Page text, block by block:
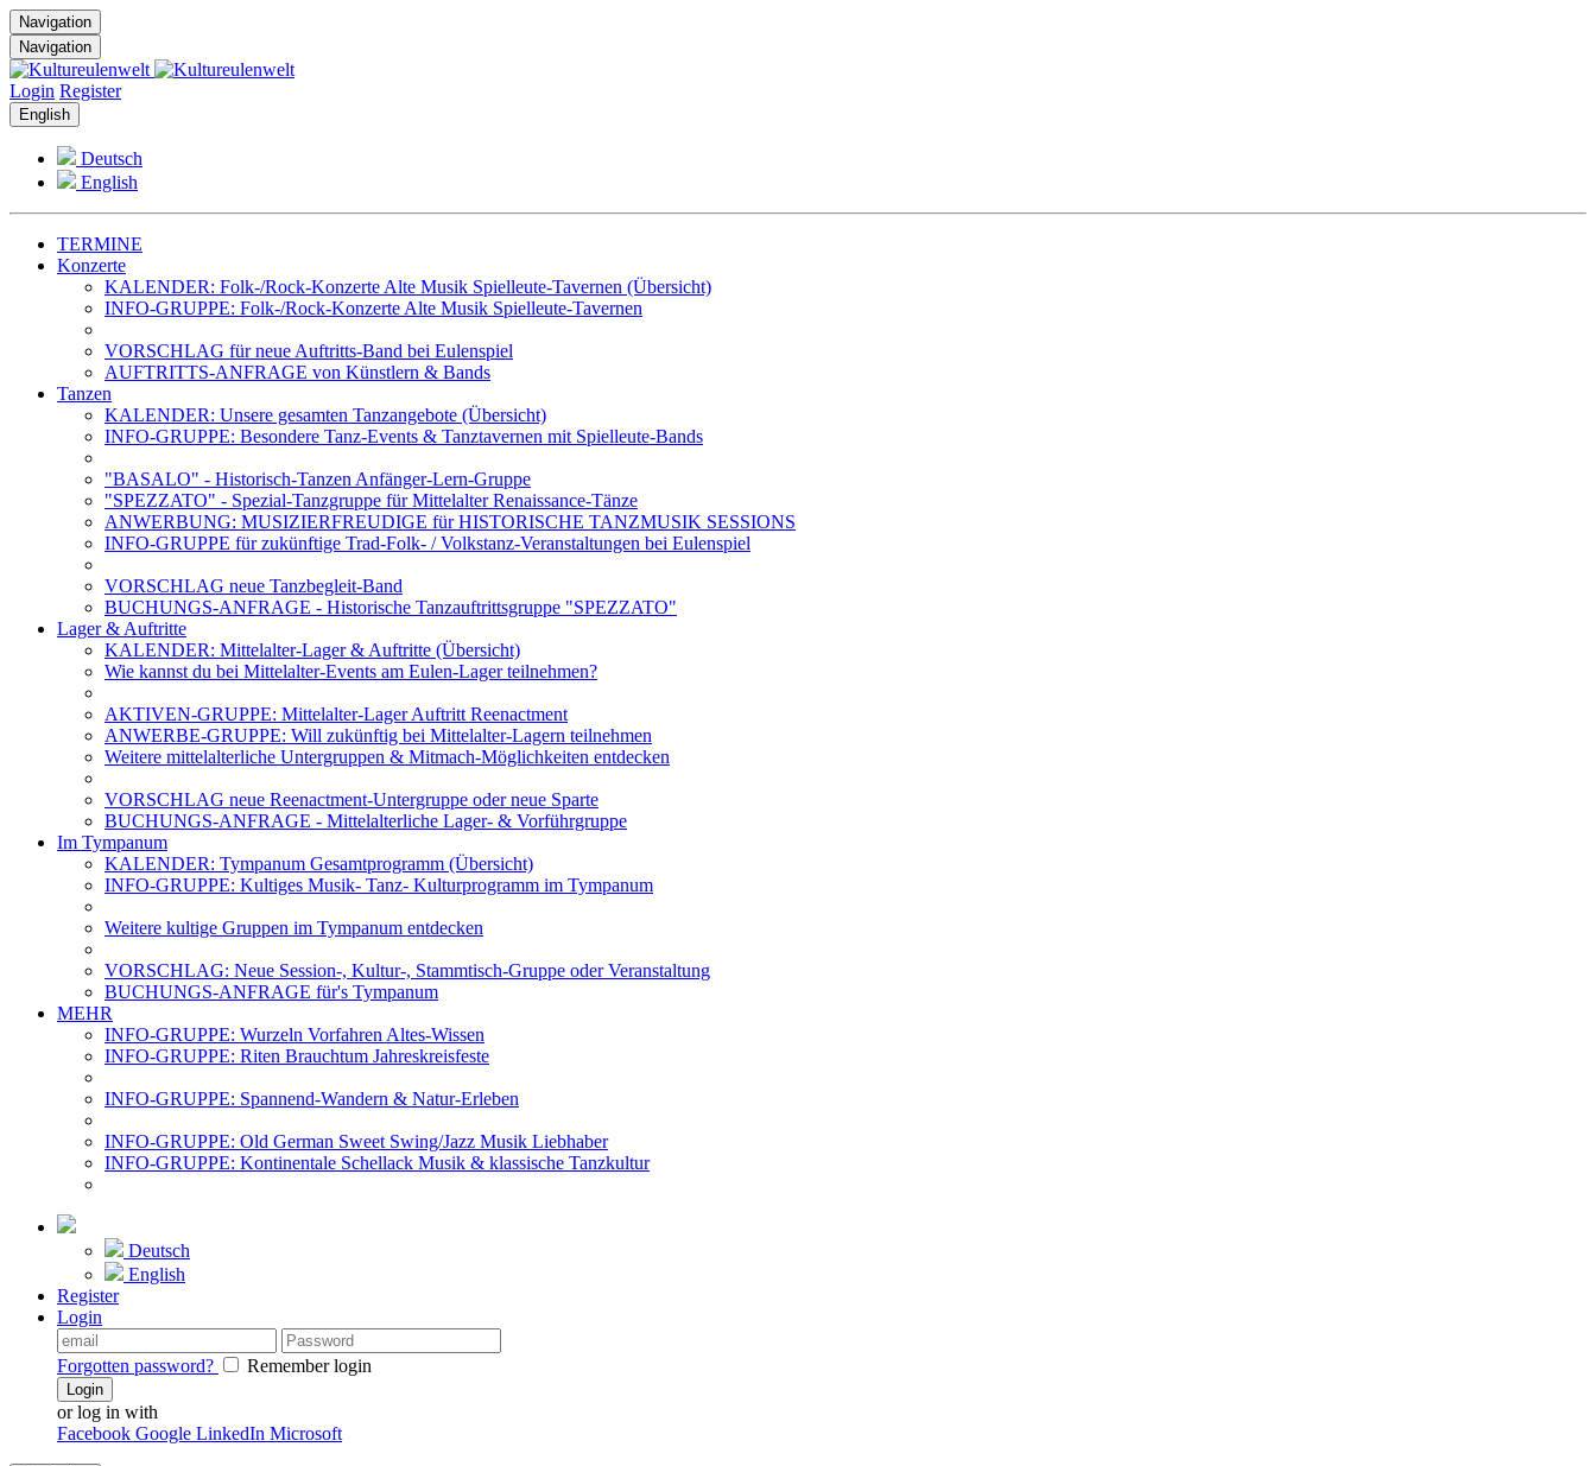
Navigation
Navigation
Login Register
English
Deutsch
English
TERMINE
Konzerte
KALENDER: Folk-/Rock-Konzerte Alte Musik Spielleute-Tavernen (Übersicht)
INFO-GRUPPE: Folk-/Rock-Konzerte Alte Musik Spielleute-Tavernen
VORSCHLAG für neue Auftritts-Band bei Eulenspiel
AUFTRITTS-ANFRAGE von Künstlern & Bands
Tanzen
KALENDER: Unsere gesamten Tanzangebote (Übersicht)
INFO-GRUPPE: Besondere Tanz-Events & Tanztavernen mit Spielleute-Bands
"BASALO" - Historisch-Tanzen Anfänger-Lern-Gruppe
"SPEZZATO" - Spezial-Tanzgruppe für Mittelalter Renaissance-Tänze
ANWERBUNG: MUSIZIERFREUDIGE für HISTORISCHE TANZMUSIK SESSIONS
INFO-GRUPPE für zukünftige Trad-Folk- / Volkstanz-Veranstaltungen bei Eulenspiel
VORSCHLAG neue Tanzbegleit-Band
BUCHUNGS-ANFRAGE - Historische Tanzauftrittsgruppe "SPEZZATO"
Lager & Auftritte
KALENDER: Mittelalter-Lager & Auftritte (Übersicht)
Wie kannst du bei Mittelalter-Events am Eulen-Lager teilnehmen?
AKTIVEN-GRUPPE: Mittelalter-Lager Auftritt Reenactment
ANWERBE-GRUPPE: Will zukünftig bei Mittelalter-Lagern teilnehmen
Weitere mittelalterliche Untergruppen & Mitmach-Möglichkeiten entdecken
VORSCHLAG neue Reenactment-Untergruppe oder neue Sparte
BUCHUNGS-ANFRAGE - Mittelalterliche Lager- & Vorführgruppe
Im Tympanum
KALENDER: Tympanum Gesamtprogramm (Übersicht)
INFO-GRUPPE: Kultiges Musik- Tanz- Kulturprogramm im Tympanum
Weitere kultige Gruppen im Tympanum entdecken
VORSCHLAG: Neue Session-, Kultur-, Stammtisch-Gruppe oder Veranstaltung
BUCHUNGS-ANFRAGE für's Tympanum
MEHR
INFO-GRUPPE: Wurzeln Vorfahren Altes-Wissen
INFO-GRUPPE: Riten Brauchtum Jahreskreisfeste
INFO-GRUPPE: Spannend-Wandern & Natur-Erleben
INFO-GRUPPE: Old German Sweet Swing/Jazz Musik Liebhaber
INFO-GRUPPE: Kontinentale Schellack Musik & klassische Tanzkultur
Deutsch
English
Register
Login
Forgotten password? Remember login
Login
or log in with
Facebook Google LinkedIn Microsoft